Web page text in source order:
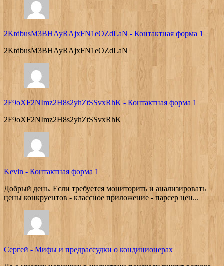
2KtdbusM3BHAyRAjxFN1eOZdLaN - Контактная форма 1
2KtdbusM3BHAyRAjxFN1eOZdLaN
2F9oXF2NImz2H8s2yhZtSSvxRhK - Контактная форма 1
2F9oXF2NImz2H8s2yhZtSSvxRhK
Kevin - Контактная форма 1
Добрый день. Если требуется мониторить и анализировать
цены конкруентов - классное приложение - парсер цен...
Сергей - Мифы и предрассудки о кондиционерах